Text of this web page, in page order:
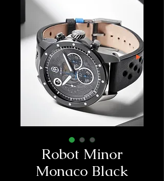
Robot Minor
Monaco Black